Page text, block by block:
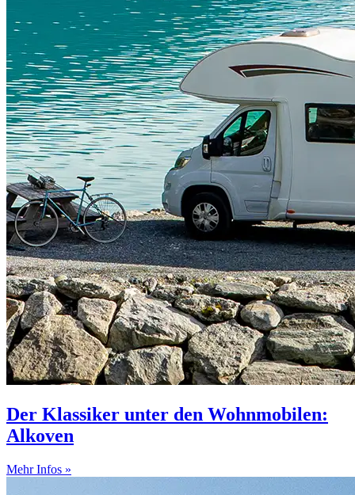
Der Klassiker unter den Wohnmobilen:
Alkoven
Mehr Infos »